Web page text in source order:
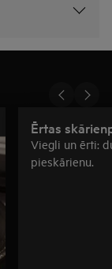
Ērtas
Viegli un ērti:
pieskārienu.